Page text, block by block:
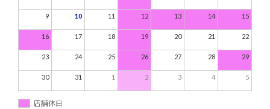
9 10 11 12 13 14 15
16 17 18 19 20 21 22
23 24 25 26 27 28 29
30 31 1 2 3 4 5
店舗休日